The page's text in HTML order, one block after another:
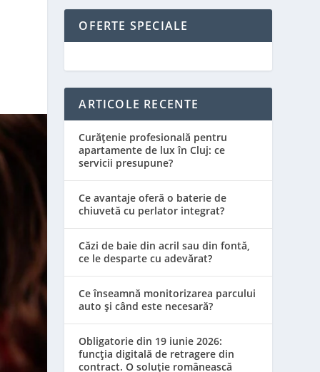
OFERTE SPECIALE
ARTICOLE RECENTE
Curățenie profesională pentru
apartamente de lux în Cluj: ce
servicii presupune?
Ce avantaje oferă o baterie de
chiuvetă cu perlator integrat?
Căzi de baie din acril sau din fontă,
ce le desparte cu adevărat?
Ce înseamnă monitorizarea parcului
auto și când este necesară?
Obligatorie din 19 iunie 2026:
funcția digitală de retragere din
contract. O soluție românească